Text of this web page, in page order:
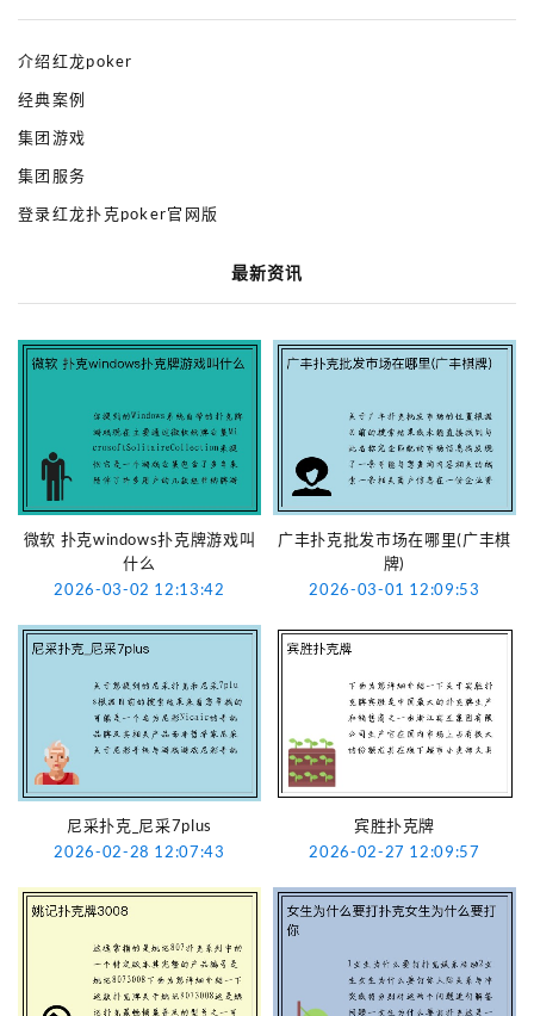
介绍红龙poker
经典案例
集团游戏
集团服务
登录红龙扑克poker官网版
最新资讯
微软 扑克windows扑克牌游戏叫
什么
2026-03-02 12:13:42
广丰扑克批发市场在哪里(广丰棋
牌)
2026-03-01 12:09:53
尼采扑克_尼采7plus
2026-02-28 12:07:43
宾胜扑克牌
2026-02-27 12:09:57